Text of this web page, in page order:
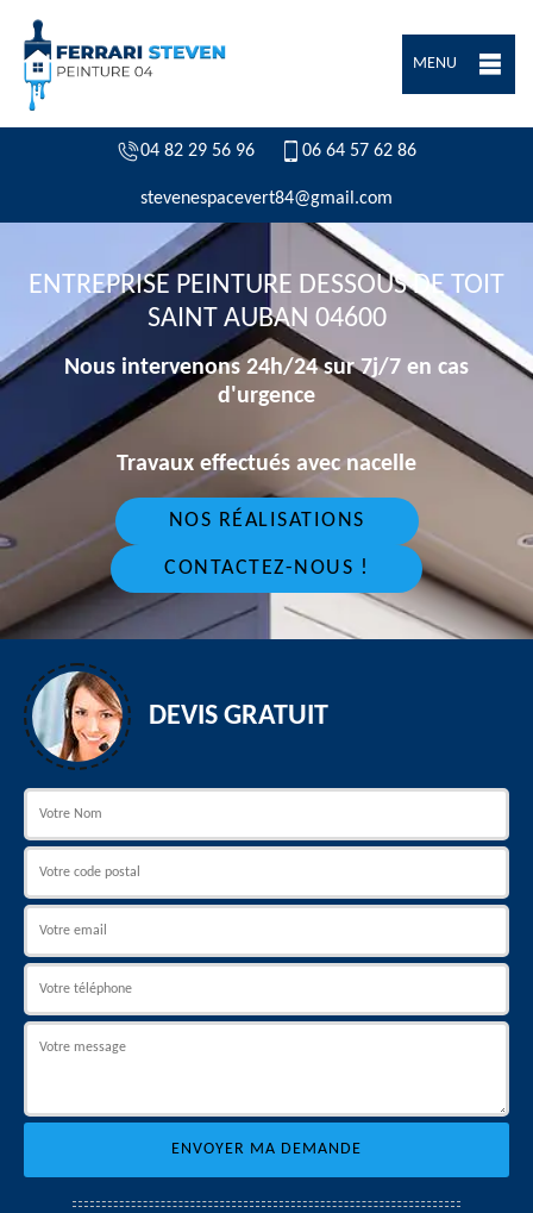
MENU
04 82 29 56 96 06 64 57 62 86
stevenespacevert84@gmail.com
ENTREPRISE PEINTURE DESSOUS DE TOIT
SAINT AUBAN 04600
Nous intervenons 24h/24 sur 7j/7 en cas
d'urgence
Travaux effectués avec nacelle
NOS RÉALISATIONS
CONTACTEZ-NOUS !
DEVIS GRATUIT